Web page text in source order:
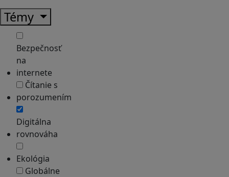
Témy
Bezpečnosť
na
internete
Čítanie s
porozumením
Digitálna
rovnováha
Ekológia
Globálne